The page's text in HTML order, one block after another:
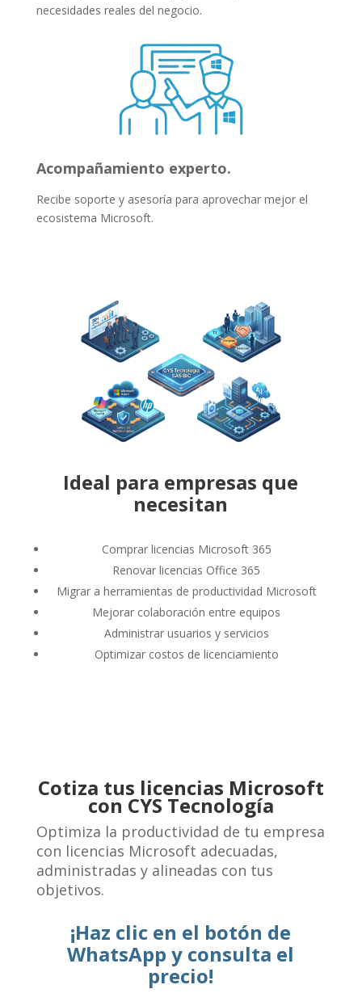
necesidades reales del negocio.
Acompañamiento experto.
Recibe soporte y asesoría para aprovechar mejor el
ecosistema Microsoft.
Ideal para empresas que
necesitan
Comprar licencias Microsoft 365
Renovar licencias Office 365
Migrar a herramientas de productividad Microsoft
Mejorar colaboración entre equipos
Administrar usuarios y servicios
Optimizar costos de licenciamiento
Cotiza tus licencias Microsoft
con CYS Tecnología
Optimiza la productividad de tu empresa
con licencias Microsoft adecuadas,
administradas y alineadas con tus
objetivos.
¡Haz clic en el botón de
WhatsApp y consulta el
precio!